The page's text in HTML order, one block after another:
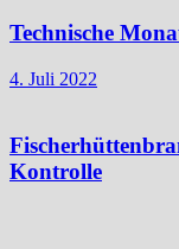
Technische
4. Juli 2022
Kontrolle